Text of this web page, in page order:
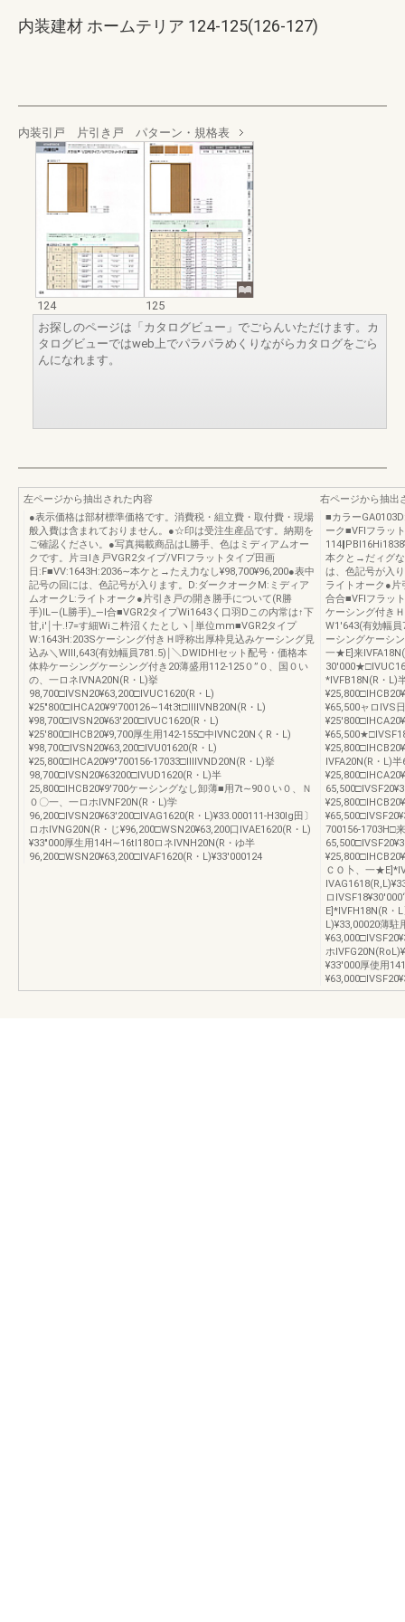
内装建材 ホームテリア 124-125(126-127)
内装引戸 片引き戸 パターン・規格表
124
125
お探しのページは「カタログビュー」でごらんいただけます。カ
タログビューではweb上でパラパラめくりながらカタログをごら
んになれます。
左ページから抽出された内容
●表示価格は部材標準価格です。消費税・組立費・取付費・現場
般入費は含まれておりません。●☆印は受注生産品です。納期を
ご確認ください。●写真掲載商品はL勝手、色はミディアムオー
クです。片ヨlき戸VGR2タイプ/VFlフラットタイプ田画
日:F■VV:1643H:2036∼本ケと→たえ力なし¥98,700¥96,200●表中
記号の回には、色記号が入ります。D:ダークオークM:ミディア
ムオークL:ライトオーク●片引き戸の開き勝手について(R勝
手)lL―(L勝手)_―l合■VGR2タイプWi1643く口羽Dこの内常は↑下
甘,i'￨十.!7=す細Wiこ杵沼くたとしヽ￨単位mm■VGR2タイプ
W:1643H:203Sケーシング付きＨ呼称出厚枠見込みケーシング見
込み＼WⅢ,643(有効幅員781.5)￨＼DWIDHIセット配号・価格本
体粋ケーシングケーシング付き20薄盛用112-125０”０、国０い
の、一ロネIVNA20N(R・L)挙
98,700□IVSN20¥63,200□ⅣUC1620(R・L)
¥25″800□IHCA20¥9′700126∼14t3t□ⅢIVNB20N(R・L)
¥98,700□IVSN20¥63′200□IVUC1620(R・L)
¥25′800□IHCB20¥9,700厚生用142-155□中IVNC20NくR・L)
¥98,700□IVSN20¥63,200□IVU01620(R・L)
¥25,800□IHCA20¥9″700156-17033□ⅢIVND20N(R・L)挙
98,700□IVSN20¥63200□IVUD1620(R・L)半
25,800□IHCB20¥9′700ケーシングなし卸薄■用7t∼90０い０、Ｎ
０〇一、一ロホIVNF20N(R・L)学
96,200□IVSN20¥63′200□IVAG1620(R・L)¥33.000111-H30lg田〕
ロホIVNG20N(R・じ¥96,200□WSN20¥63,200口IVAE1620(R・L)
¥33″000厚生用14H∼16tl180ロネIVNH20N(R・ゆ半
96,200□WSN20¥63,200□IVAF1620(R・L)¥33′000124
右ページから抽出
■カラー
ーク■VFlフラッ
本クと→だィグ
は、色記号が入
ライトオーク●
合合■VFlフラッ
ケーシング付き
W1′643(有効幅
ーシングケーシ
一★E]来
*IVFB18N(R・L)
¥65,500ャロIVS
IVFA20N(R・L)
700156-1703H□
ＣＯ卜、一
ロ
E]*IVFH18N(R・
L)¥33,00020薄
ホ
¥33′000厚使用